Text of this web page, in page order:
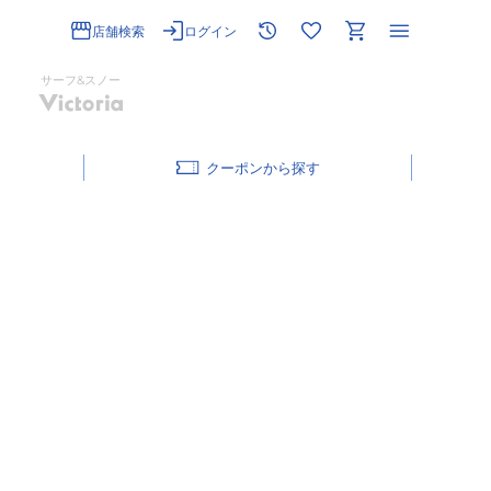
店舗検索 ログイン
サーフ&スノー
クーポン